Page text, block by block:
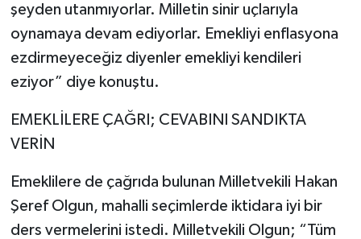
şeyden utanmıyorlar. Milletin sinir uçlarıyla
oynamaya devam ediyorlar. Emekliyi enflasyona
ezdirmeyeceğiz diyenler emekliyi kendileri
eziyor” diye konuştu.
EMEKLİLERE ÇAĞRI; CEVABINI SANDIKTA
VERİN
Emeklilere de çağrıda bulunan Milletvekili Hakan
Şeref Olgun, mahalli seçimlerde iktidara iyi bir
ders vermelerini istedi. Milletvekili Olgun; “Tüm